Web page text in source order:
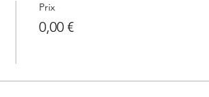
Prix
0,00 €